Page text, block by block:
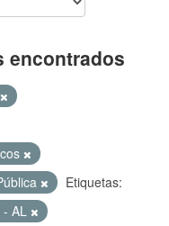
encontrados
Etiquetas:
- AL